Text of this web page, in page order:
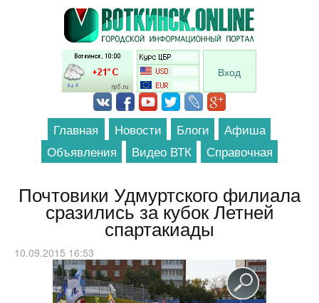
Перейти к основному содержанию
Вход
Главная Новости Блоги
Афиша
Объявления
Видео ВТК Справочная
Почтовики Удмуртского филиала
сразились за кубок Летней
спартакиады
10.09.2015 16:53